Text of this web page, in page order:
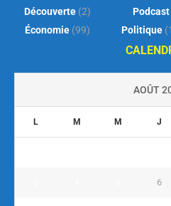
Découverte (2)
Économie (99)
Podcast
Politique
AOÛT
L M M J
6